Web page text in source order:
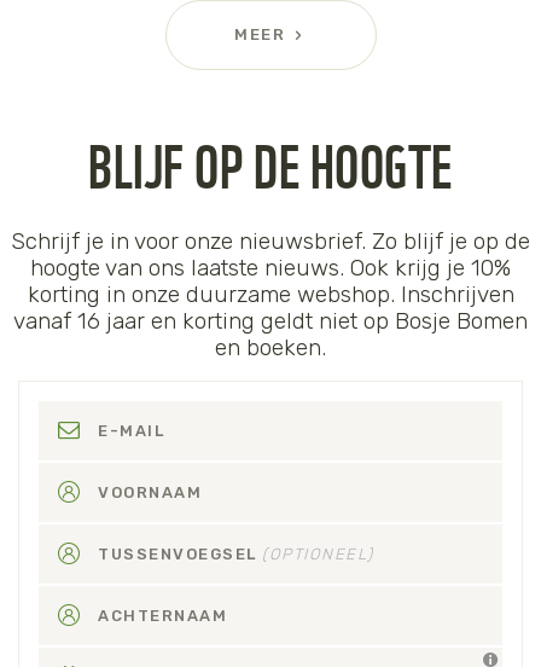
MEER
BLIJF OP DE HOOGTE
Schrijf je in voor onze nieuwsbrief. Zo blijf je op de
hoogte van ons laatste nieuws. Ook krijg je 10%
korting in onze duurzame webshop. Inschrijven
vanaf 16 jaar en korting geldt niet op Bosje Bomen
en boeken.
E-MAIL
VOORNAAM
TUSSENVOEGSEL (OPTIONEEL)
ACHTERNAAM